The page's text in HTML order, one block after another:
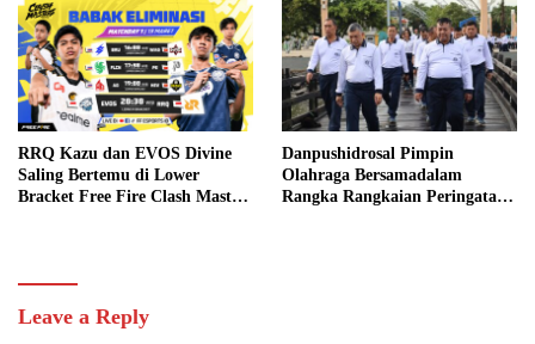
RRQ Kazu dan EVOS Divine
Saling Bertemu di Lower
Bracket Free Fire Clash Master
Danpushidrosal Pimpin
Olahraga Bersamadalam
Rangka Rangkaian Peringatan
Leave a Reply